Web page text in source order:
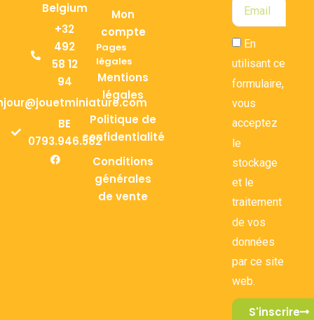
Belgium
+32
492
58 12
94
BE
0793.946.582
Mon
compte
Pages
légales
Mentions
légales
Politique de
confidentialité
Conditions
générales
de vente
En
utilisant ce
formulaire,
vous
acceptez
le
stockage
et le
traitement
de vos
données
par ce site
web.
S'inscrire